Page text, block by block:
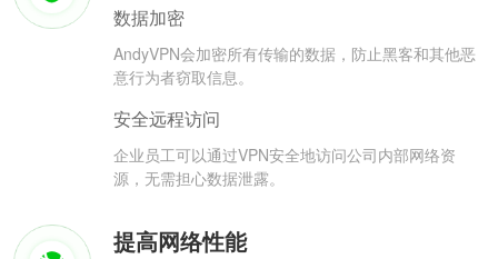
数据加密
AndyVPN会加密所有传输的数据，防止黑客和其他恶
意行为者窃取信息。
安全远程访问
企业员工可以通过VPN安全地访问公司内部网络资
源，无需担心数据泄露。
提高网络性能